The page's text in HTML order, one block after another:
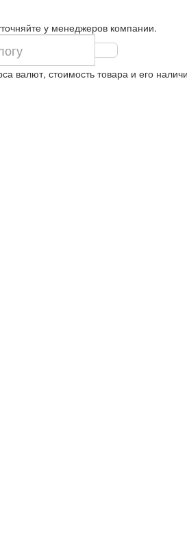
у менеджеров компании.
валют, стоимость товара и его